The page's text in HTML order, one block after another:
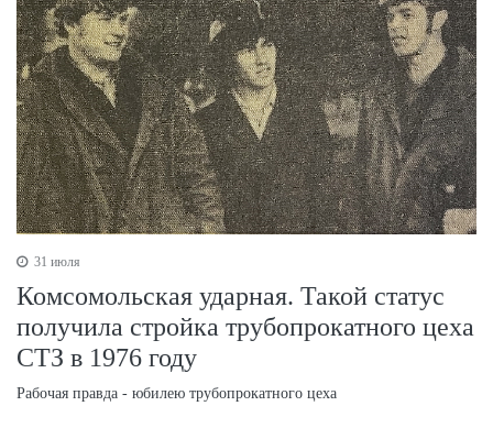
31 июля
Комсомольская ударная. Такой статус
получила стройка трубопрокатного цеха
СТЗ в 1976 году
Рабочая правда - юбилею трубопрокатного цеха